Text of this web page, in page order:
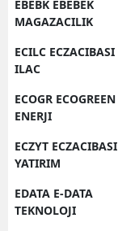
EBEBK EBEBEK
MAGAZACILIK
ECILC ECZACIBASI
ILAC
ECOGR ECOGREEN
ENERJI
ECZYT ECZACIBASI
YATIRIM
EDATA E-DATA
TEKNOLOJI